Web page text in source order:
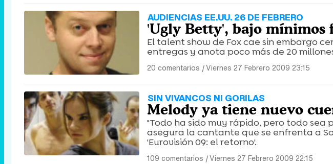
AUDIENCIAS EE.UU. 26 DE FEBRERO
'Ugly Betty', bajo mínimos
El talent show de Fox cae sin embargo
entregas y anota poco más de 20
20 comentarios |Viernes 27 Febrero 2009 23:15
SIN VIVANCOS NI GORILAS
Melody ya tiene nuevo
"Todo ha sido muy rápido, pero todo sea
asegura la cantante que se enfrenta a
'Eurovisión 09: el retorno'.
109 comentarios |Viernes 27 Febrero 2009 22:15